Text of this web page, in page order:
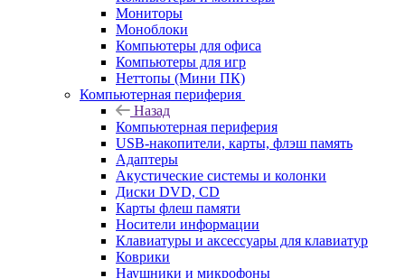
Мониторы
Моноблоки
Компьютеры для офиса
Компьютеры для игр
Неттопы (Мини ПК)
Компьютерная периферия
Назад
Компьютерная периферия
USB-накопители, карты, флэш память
Адаптеры
Акустические системы и колонки
Диски DVD, CD
Карты флеш памяти
Носители информации
Клавиатуры и аксессуары для клавиатур
Коврики
Наушники и микрофоны